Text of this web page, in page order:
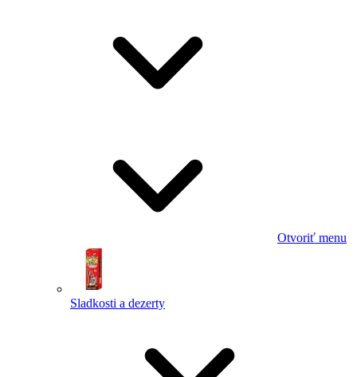
Otvoriť menu
Sladkosti a dezerty